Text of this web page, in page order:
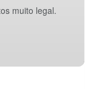
muito legal.